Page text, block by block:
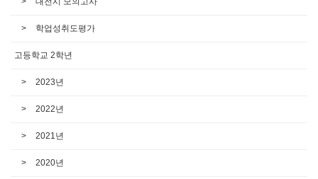
학업성취도평가
고등학교 2학년
2023년
2022년
2021년
2020년